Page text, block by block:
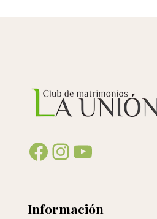
Facebook
Instagram
YouTube
Información